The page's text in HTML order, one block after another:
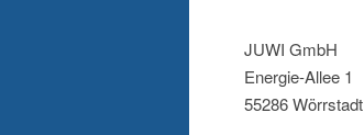
JUWI GmbH
Energie-Allee 1
55286 Wörrstadt